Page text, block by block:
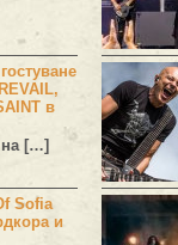
в
на […]
Sofia
и